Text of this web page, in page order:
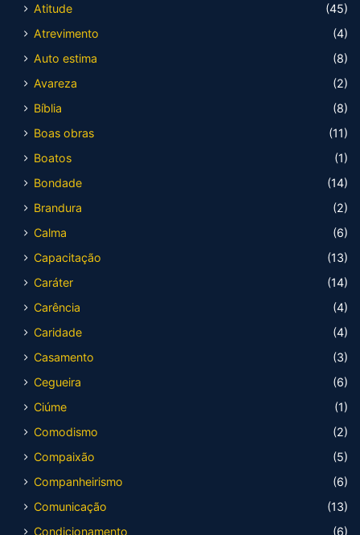
Atitude
(45)
Atrevimento
(4)
Auto estima
(8)
Avareza
(2)
Bíblia
(8)
Boas obras
(11)
Boatos
(1)
Bondade
(14)
Brandura
(2)
Calma
(6)
Capacitação
(13)
Caráter
(14)
Carência
(4)
Caridade
(4)
Casamento
(3)
Cegueira
(6)
Ciúme
(1)
Comodismo
(2)
Compaixão
(5)
Companheirismo
(6)
Comunicação
(13)
Condicionamento
(6)